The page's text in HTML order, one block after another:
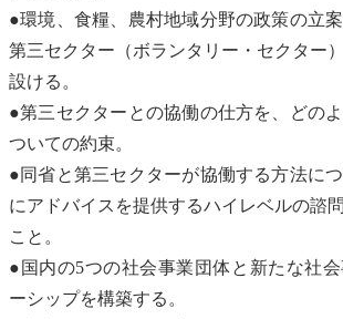
●環境、食糧、農村地域分野の政策の立案
第三セクター（ボランタリー・セクター
設ける。
●第三セクターとの協働の仕方を、どの
ついての約束。
●同省と第三セクターが協働する方法に
にアドバイスを提供するハイレベルの諮
こと。
●国内の5つの社会事業団体と新たな社
ーシップを構築する。